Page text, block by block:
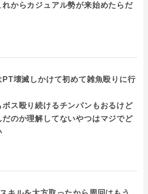
からカジュアル勢が来始めたらだ
壊滅しかけて初めて雑魚殴りに行
ス殴り続けるチンパンもおるけど
のか理解してないやつはマジでど